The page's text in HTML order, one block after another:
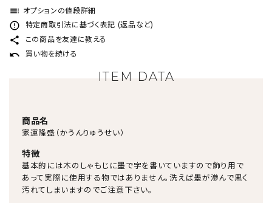
toc オプションの値段詳細
error_outline 特定商取引法に基づく表記 (返品など)
share この商品を友達に教える
undo 買い物を続ける
ITEM DATA
商品名
家運隆盛（かうんりゅうせい）
特徴
基本的には木のしゃもじに墨で字を書いていますので飾り用で
あって実際に使用する物ではありません。洗えば墨が滲んで黒く
汚れてしまいますのでご注意下さい。